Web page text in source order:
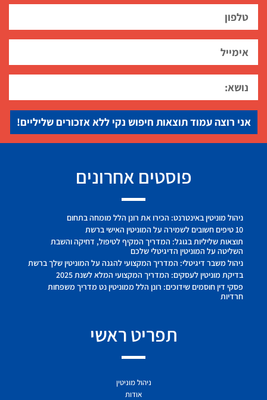
אני רוצה עמוד תוצאות חיפוש נקי ללא אזכורים שליליים!
פוסטים אחרונים
ניהול מוניטין באינטרנט: הכירו את רונן הלל מומחה בתחום
10 טיפים חשובים לשמירה על המוניטין האישי ברשת
תוצאות שליליות בגוגל: המדריך המקיף לטיפול, דחיקה והשבת
השליטה על המוניטין הדיגיטלי שלכם
ניהול משבר דיגיטלי: המדריך המקצועי להגנה על המוניטין שלך ברשת
בדיקת מוניטין לעסקים: המדריך המקצועי המלא לשנת 2025
פסקי דין חוסמים שידוכים: רונן הלל ממוניטין נט מדריך משפחות
חרדיות
תפריט ראשי
ניהול מוניטין
אודות